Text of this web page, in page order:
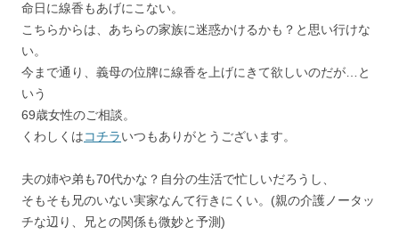
命日に線香もあげにこない。
こちらからは、あちらの家族に迷惑かけるかも？と思い行けな
い。
今まで通り、義母の位牌に線香を上げにきて欲しいのだが…と
いう
69歳女性のご相談。
くわしくはコチラいつもありがとうございます。
夫の姉や弟も70代かな？自分の生活で忙しいだろうし、
そもそも兄のいない実家なんて行きにくい。(親の介護ノータッ
チな辺り、兄との関係も微妙と予測)